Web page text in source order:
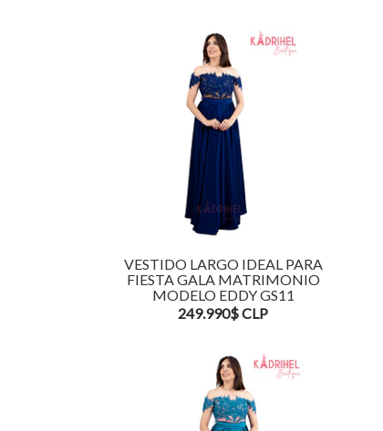
VESTIDO LARGO IDEAL PARA
FIESTA GALA MATRIMONIO
MODELO EDDY GS11
249.990$ CLP